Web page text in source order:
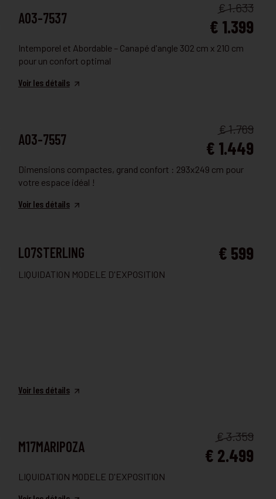
A03-7537
€ 1.633
€ 1.399
Intemporel et Abordable – Canapé d'angle 302 cm x 210 cm
pour un confort optimal
Voir les détails
A03-7557
€ 1.769
€ 1.449
Dimensions compactes, grand confort : 293x249 cm pour
votre espace idéal !
Voir les détails
L07STERLING € 599
LIQUIDATION MODELE D'EXPOSITION
Voir les détails
M17MARIPOZA
€ 3.359
€ 2.499
LIQUIDATION MODELE D'EXPOSITION